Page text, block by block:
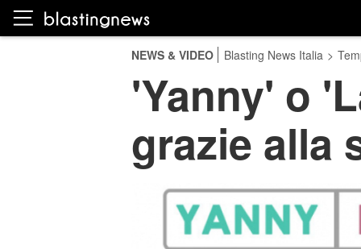
NEWS & VIDEO Blasting News Italia >
'Yanny' o
grazie alla